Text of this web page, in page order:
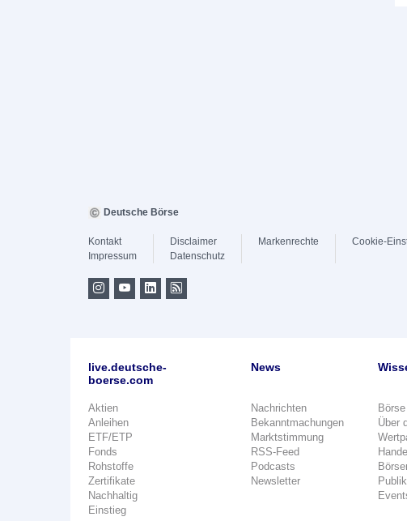
Deutsche Börse
Kontakt
Impressum
Disclaimer
Datenschutz
Markenrechte Cookie-
live.deutsche-
boerse.com
Aktien
Anleihen
ETF/ETP
Fonds
Rohstoffe
Zertifikate
Nachhaltig
Einstieg
News
Nachrichten
Bekanntmachungen
Marktstimmung
RSS-Feed
Podcasts
Newsletter
Über